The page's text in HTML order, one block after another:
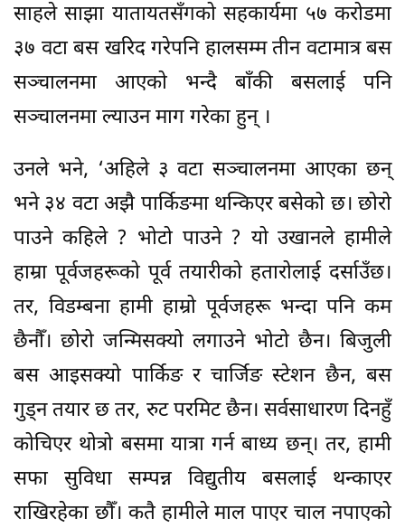
साहले साझा यातायतसँगको सहकार्यमा ५७ करोडमा
३७ वटा बस खरिद गरेपनि हालसम्म तीन वटामात्र बस
सञ्चालनमा आएको भन्दै बाँकी बसलाई पनि
सञ्चालनमा ल्याउन माग गरेका हुन् ।
उनले भने, ‘अहिले ३ वटा सञ्चालनमा आएका छन्
भने ३४ वटा अझै पार्किङमा थन्किएर बसेको छ। छोरो
पाउने कहिले ? भोटो पाउने ? यो उखानले हामीले
हाम्रा पूर्वजहरूको पूर्व तयारीको हतारोलाई दर्साउँछ।
तर, विडम्बना हामी हाम्रो पूर्वजहरू भन्दा पनि कम
छैनौँ। छोरो जन्मिसक्यो लगाउने भोटो छैन। बिजुली
बस आइसक्यो पार्किङ र चार्जिङ स्टेशन छैन, बस
गुड्न तयार छ तर, रुट परमिट छैन। सर्वसाधारण दिनहुँ
कोचिएर थोत्रो बसमा यात्रा गर्न बाध्य छन्। तर, हामी
सफा सुविधा सम्पन्न विद्युतीय बसलाई थन्काएर
राखिरहेका छौँ। कतै हामीले माल पाएर चाल नपाएको